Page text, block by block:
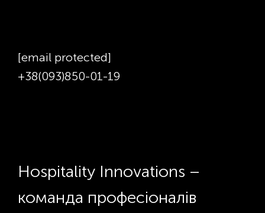
[email protected]
+38(093)850-01-19
Hospitality Innovations –
команда професіоналів